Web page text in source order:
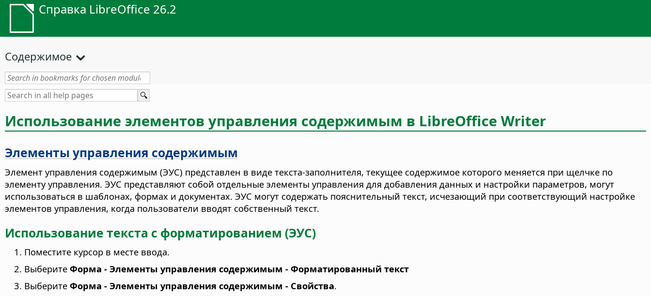
Справка LibreOffice 26.2
Содержимое
Использование элементов управления содержимым в LibreOffice Writer
Элементы управления содержимым
Элемент управления содержимым (ЭУС) представлен в виде текста-заполнителя, текущее содержимое которого меняется при щелчке по
элементу управления. ЭУС представляют собой отдельные элементы управления для добавления данных и настройки параметров, могут
использоваться в шаблонах, формах и документах. ЭУС могут содержать пояснительный текст, исчезающий при соответствующий настройке
элементов управления, когда пользователи вводят собственный текст.
Использование текста с форматированием (ЭУС)
Поместите курсор в месте ввода.
Выберите Форма - Элементы управления содержимым - Форматированный текст
Выберите Форма - Элементы управления содержимым - Свойства.